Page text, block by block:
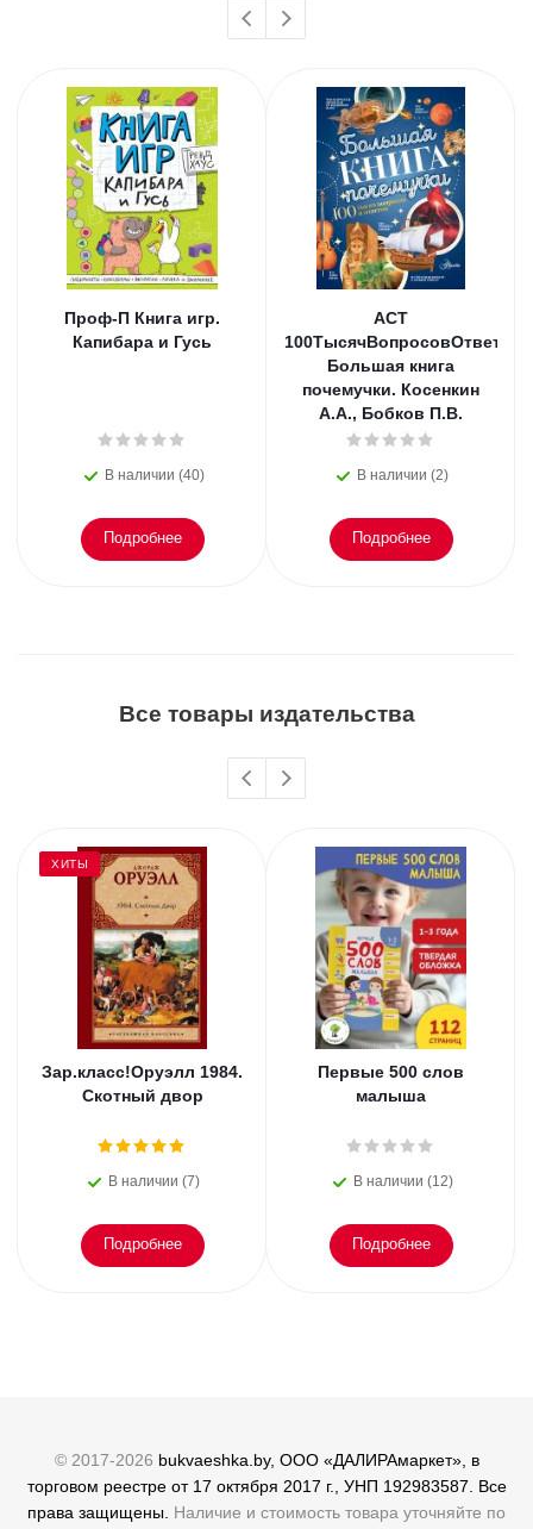
Проф-П Книга игр.
Капибара и Гусь
В наличии (40)
Подробнее
АСТ
100ТысячВопросовОтветов
Большая книга
почемучки. Косенкин
А.А., Бобков П.В.
В наличии (2)
Подробнее
Все товары издательства
ХИТЫ
Зар.класс!Оруэлл 1984.
Скотный двор
В наличии (7)
Подробнее
Первые 500 слов
малыша
В наличии (12)
Подробнее
© 2017-2026 bukvaeshka.by, ООО «ДАЛИРАмаркет», в
торговом реестре от 17 октября 2017 г., УНП 192983587. Все
права защищены. Наличие и стоимость товара уточняйте по